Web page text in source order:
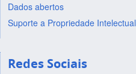
Dados abertos
Suporte a Propriedade Intelectual
Redes Sociais